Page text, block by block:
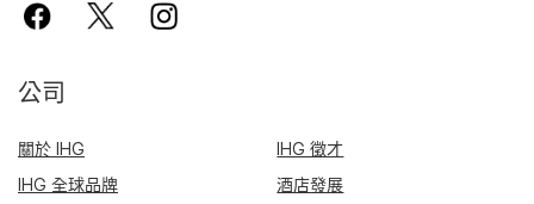
公司
關於 IHG
IHG 徵才
IHG 全球品牌
酒店發展